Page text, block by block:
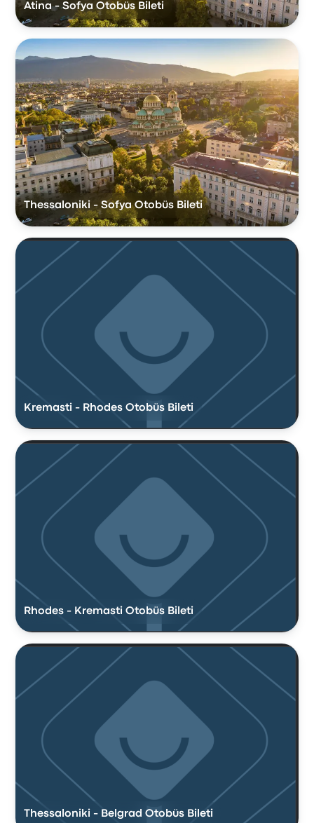
Atina - Sofya Otobüs Bileti
Thessaloniki - Sofya Otobüs Bileti
Kremasti - Rhodes Otobüs Bileti
Rhodes - Kremasti Otobüs Bileti
Thessaloniki - Belgrad Otobüs Bileti